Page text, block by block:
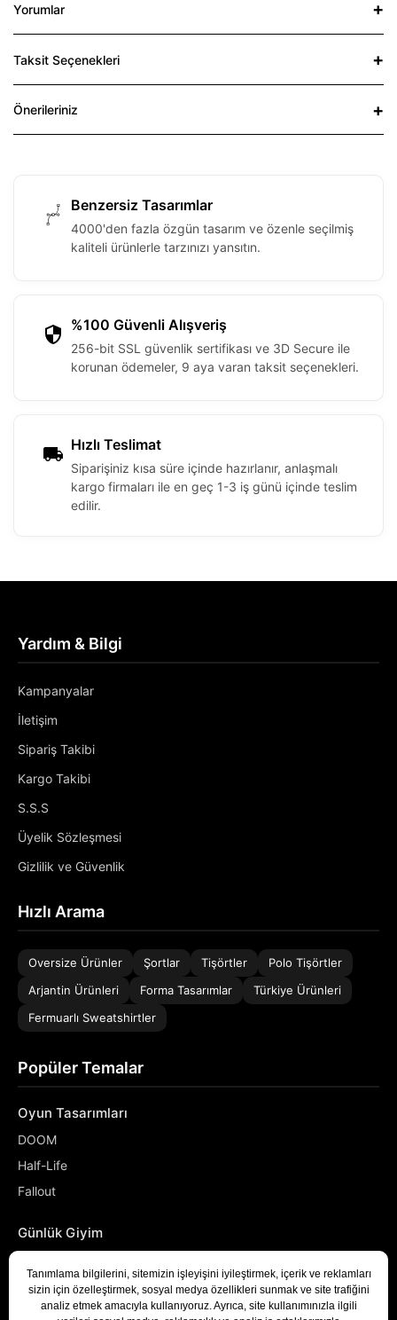
Yorumlar
Taksit Seçenekleri
Önerileriniz
Benzersiz Tasarımlar
4000'den fazla özgün tasarım ve özenle seçilmiş
kaliteli ürünlerle tarzınızı yansıtın.
%100 Güvenli Alışveriş
256-bit SSL güvenlik sertifikası ve 3D Secure ile
korunan ödemeler, 9 aya varan taksit seçenekleri.
Hızlı Teslimat
Siparişiniz kısa süre içinde hazırlanır, anlaşmalı
kargo firmaları ile en geç 1-3 iş günü içinde teslim
edilir.
Yardım & Bilgi
Kampanyalar
İletişim
Sipariş Takibi
Kargo Takibi
S.S.S
Üyelik Sözleşmesi
Gizlilik ve Güvenlik
Hızlı Arama
Oversize Ürünler Şortlar Tişörtler
Polo Tişörtler
Arjantin Ürünleri
Forma Tasarımlar
Türkiye Ürünleri
Fermuarlı Sweatshirtler
Popüler Temalar
Oyun Tasarımları
DOOM
Half-Life
Fallout
Günlük Giyim
Denizci
Developer